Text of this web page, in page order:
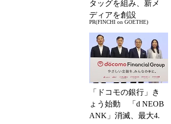
タッグを組み、新メ
ディアを創設
PR(FINCHI on GOETHE)
「ドコモの銀行」き
ょう始動 「d NEOB
ANK」消滅、最大4.